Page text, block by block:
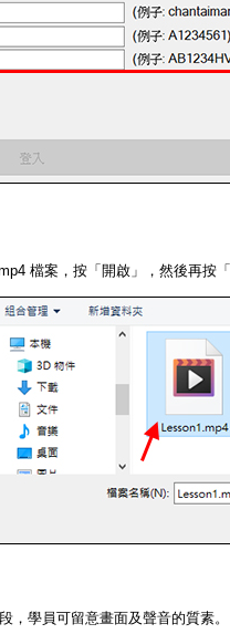
檔案，按「開啟」，然後再按
學員可留意畫面及聲音的質素。